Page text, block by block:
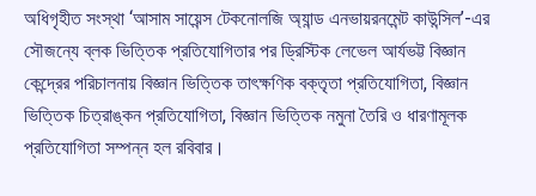
অধিগৃহীত সংস্থা ‘আসাম সায়েন্স টেকনোলজি অ্যান্ড এনভায়রনমেন্ট কাউন্সিল’-এর
সৌজন্যে ব্লক ভিত্তিক প্রতিযোগিতার পর ড্রিস্টিক লেভেল আর্যভট্ট বিজ্ঞান
কেন্দ্রের পরিচালনায় বিজ্ঞান ভিত্তিক তাৎক্ষণিক বক্তৃতা প্রতিযোগিতা, বিজ্ঞান
ভিত্তিক চিত্রাঙ্কন প্রতিযোগিতা, বিজ্ঞান ভিত্তিক নমুনা তৈরি ও ধারণামূলক
প্রতিযোগিতা সম্পন্ন হল রবিবার।